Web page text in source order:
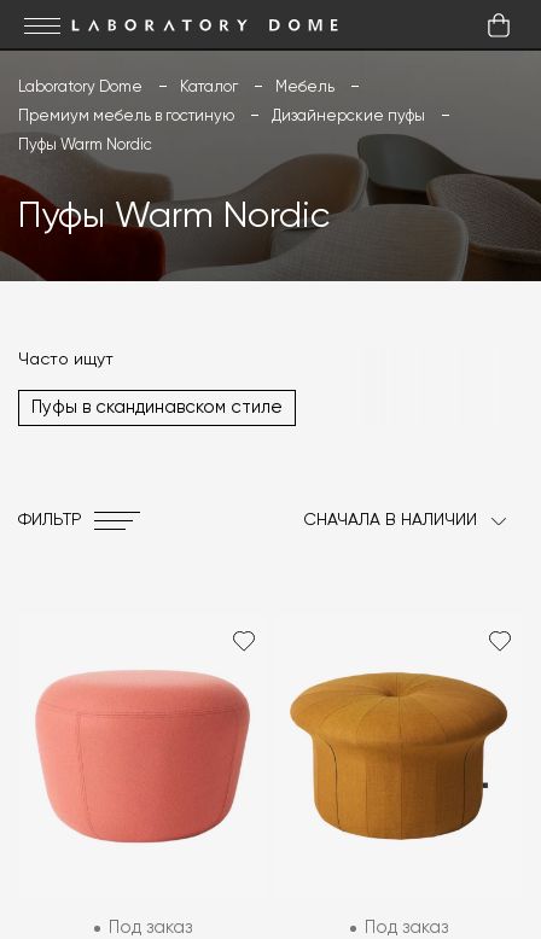
Laboratory Dome Каталог
Мебель
Премиум мебель в гостиную
Дизайнерские пуфы
Пуфы Warm Nordic
Пуфы Warm Nordic
Часто ищут
Пуфы в скандинавском стиле
ФИЛЬТР СНАЧАЛА В НАЛИЧИИ
Под заказ
Под заказ